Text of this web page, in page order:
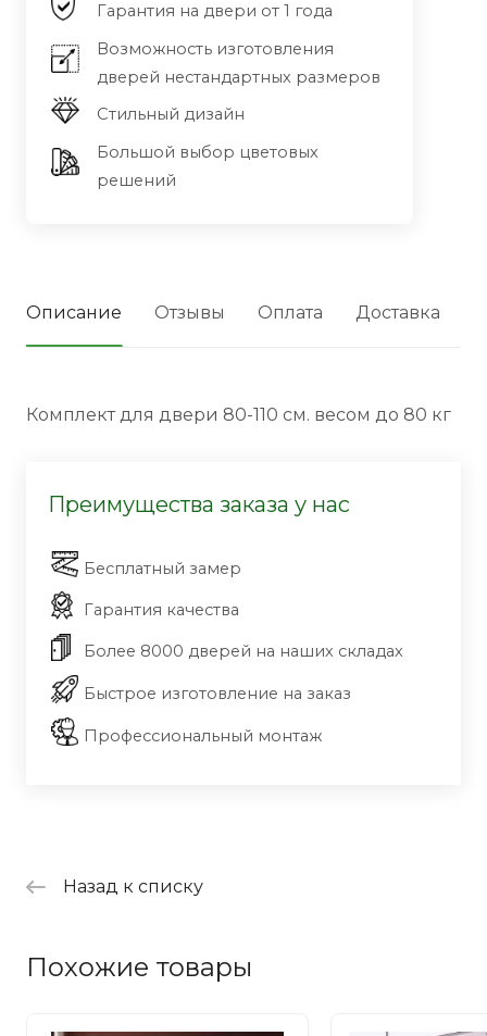
Гарантия на двери от 1 года
Возможность изготовления
дверей нестандартных размеров
Стильный дизайн
Большой выбор цветовых
решений
Описание Отзывы Оплата Доставка
Комплект для двери 80-110 см. весом до 80 кг
Преимущества заказа у нас
Бесплатный замер
Гарантия качества
Более 8000 дверей на наших складах
Быстрое изготовление на заказ
Профессиональный монтаж
Назад к списку
Похожие товары